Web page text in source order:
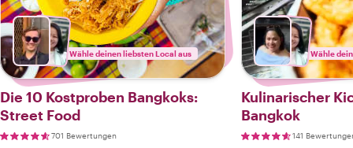
Wähle deinen liebsten Local aus
Die 10 Kostproben Bangkoks:
Street Food
701 Bewertungen
Wähle
Kulinarischer
Bangkok
141